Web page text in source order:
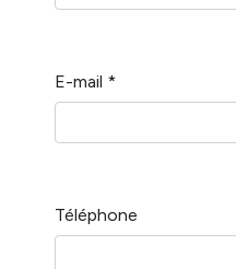
E-mail *
Téléphone